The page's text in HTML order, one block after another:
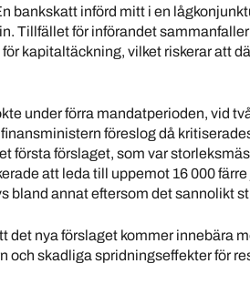
bankskatt införd mitt i en
Tillfället för införandet
kapitaltäckning, vilket riskerar att
under förra mandatperioden, vid
föreslog då
första förslaget, som var
att leda till uppemot 16 000
bland annat eftersom det sannolikt
det nya förslaget kommer innebära
och skadliga spridningseffekter för